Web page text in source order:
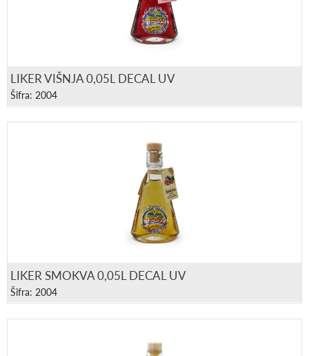
LIKER VIŠNJA 0,05L DECAL UV
Šifra: 2004
LIKER SMOKVA 0,05L DECAL UV
Šifra: 2004